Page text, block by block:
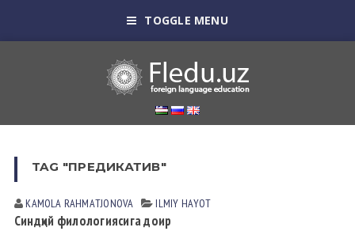
TOGGLE MENU
TAG "ПРЕДИКАТИВ"
KAMOLA RАHMАTJONOVА ILMIY HАYOT
Синдҳий филологиясига доир